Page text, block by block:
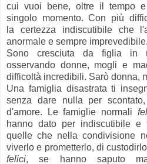
cui vuoi bene, oltre il tempo
singolo momento. Con più
la certezza indiscutibile che
anormale e sempre imprevedibile.
Sono cresciuta da figlia in
osservando donne, mogli e
difficoltà incredibili. Sarò donna,
Una famiglia disastrata ti
senza dare nulla per
d'amore. Le famiglie normali
hanno dato per indiscutibile
quelle che nella condivisione
viverlo e prometterlo, di
felici, se hanno saputo